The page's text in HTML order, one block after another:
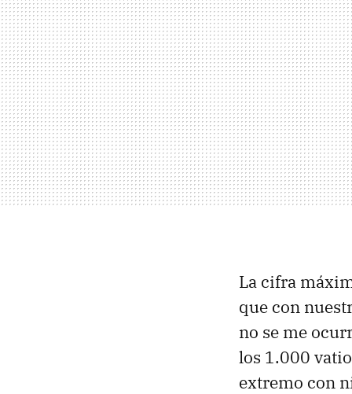
La cifra
que con
no se me
los 1.000
extremo con